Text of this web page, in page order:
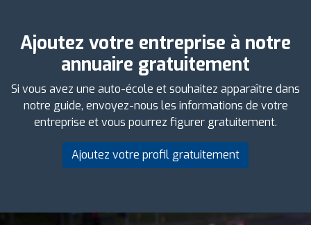
Ajoutez votre entreprise à notre
annuaire gratuitement
Si vous avez une auto-école et souhaitez apparaître dans
notre guide, envoyez-nous les informations de votre
entreprise et vous pourrez figurer gratuitement.
Ajoutez votre profil gratuitement